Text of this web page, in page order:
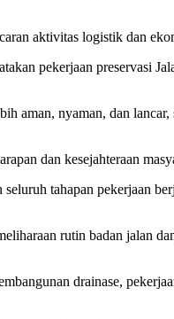
aktivitas logistik dan
pekerjaan preservasi
aman, nyaman, dan
dan kesejahteraan
tahapan pekerjaan
rutin badan jalan
drainase,